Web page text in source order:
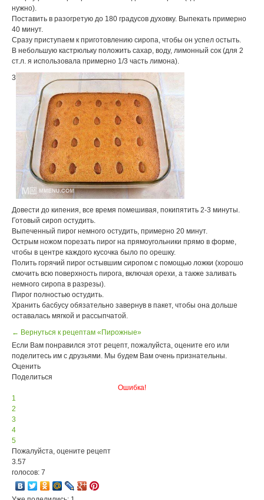
нужно).
Поставить в разогретую до 180 градусов духовку. Выпекать примерно
40 минут.
Сразу приступаем к приготовлению сиропа, чтобы он успел остыть.
В небольшую кастрюльку положить сахар, воду, лимонный сок (для 2
ст.л. я использовала примерно 1/3 часть лимона).
3
Довести до кипения, все время помешивая, покипятить 2-3 минуты.
Готовый сироп остудить.
Выпеченный пирог немного остудить, примерно 20 минут.
Острым ножом порезать пирог на прямоугольники прямо в форме,
чтобы в центре каждого кусочка было по орешку.
Полить горячий пирог остывшим сиропом с помощью ложки (хорошо
смочить всю поверхность пирога, включая орехи, а также заливать
немного сиропа в разрезы).
Пирог полностью остудить.
Хранить басбусу обязательно завернув в пакет, чтобы она дольше
оставалась мягкой и рассыпчатой.
← Вернуться к рецептам «Пирожные»
Если Вам понравился этот рецепт, пожалуйста, оцените его или
поделитесь им с друзьями. Мы будем Вам очень признательны.
Оценить
Поделиться
Ошибка!
1
2
3
4
5
Пожалуйста, оцените рецепт
3.57
голосов: 7